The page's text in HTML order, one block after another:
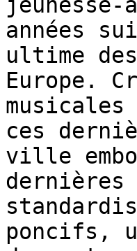
années
ultime
Europe.
ces
ville
dernières
poncifs,